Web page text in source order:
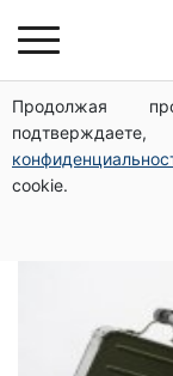
Продолжая
cookie.